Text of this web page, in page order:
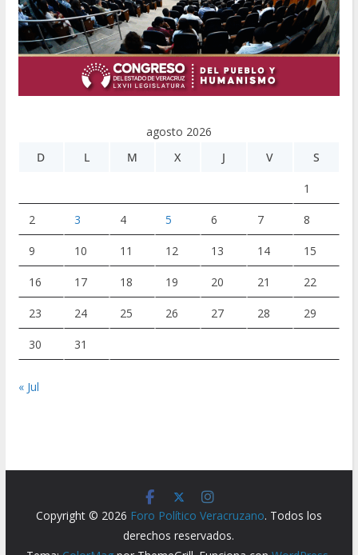
agosto 2026
D
L M X J V S
1
2 3 4 5 6 7 8
9 10 11 12 13 14 15
16 17 18 19 20 21 22
23 24 25 26 27 28 29
30 31
« Jul
Copyright © 2026 Foro Político Veracruzano. Todos los
derechos reservados.